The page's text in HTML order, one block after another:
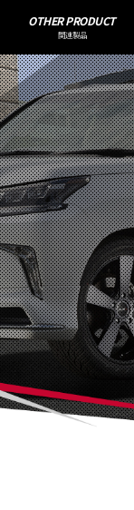
OTHER PRODUCT
関連製品